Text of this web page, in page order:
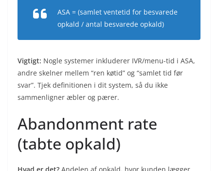
ASA = (samlet ventetid for besvarede
opkald / antal besvarede opkald)
Vigtigt: Nogle systemer inkluderer IVR/menu-tid i ASA,
andre skelner mellem “ren køtid” og “samlet tid før
svar”. Tjek definitionen i dit system, så du ikke
sammenligner æbler og pærer.
Abandonment rate
(tabte opkald)
Hvad er det? Andelen af opkald, hvor kunden lægger